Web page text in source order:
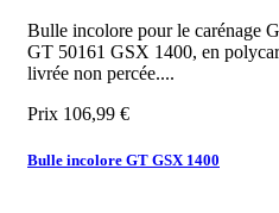
Bulle incolore pour le carénage
GT 50161 GSX 1400, en
livrée non percée....
Prix 106,99 €
Bulle incolore GT GSX 1400